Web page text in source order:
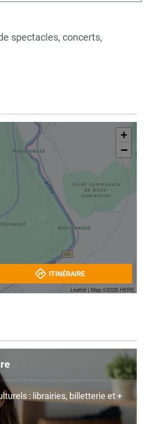
spectacles, concerts,
+
−
Leaflet | Map ©2026 HERE
ITINÉRAIRE
: librairies, billetterie et +